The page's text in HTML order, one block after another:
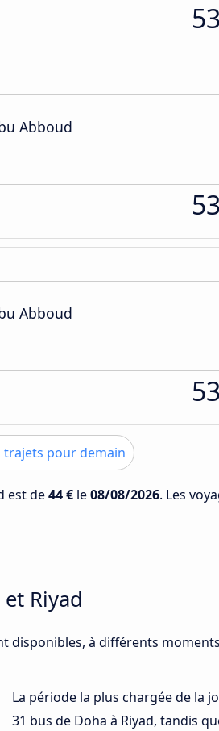
Abboud
Abboud
trajets pour demain
est de44 € le08/08/2026. Les
Riyad
disponibles, à différents
La période la plus chargée de la
31 bus de Doha à Riyad, tandis